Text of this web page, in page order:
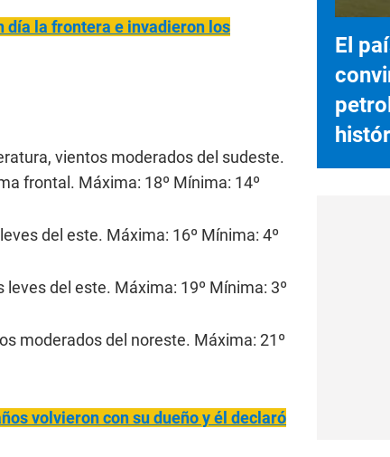
día la frontera e invadieron los
vientos moderados del sudeste.
frontal. Máxima: 18º Mínima: 14º
del este. Máxima: 16º Mínima: 4º
del este. Máxima: 19º Mínima: 3º
moderados del noreste. Máxima: 21º
volvieron con su dueño y él declaró
El